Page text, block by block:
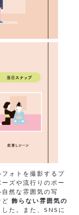
ォトを撮影するプ
ズや流行りのポー
然な雰囲気の写
ど飾らない雰囲気の
た。また、SNSに